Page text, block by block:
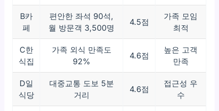
B카
페
편안한 좌석 90석,
월 방문객 3,500명
4.5점
가족 모임
최적
C한
식집
가족 외식 만족도
92%
4.6점
높은 고객
만족
D일
식당
대중교통 도보 5분
거리
4.6점
접근성 우
수